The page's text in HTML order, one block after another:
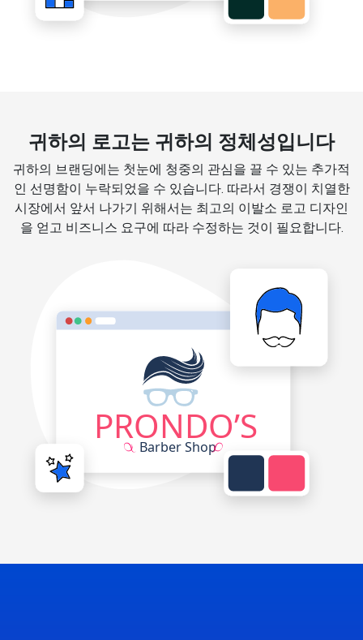
귀하의 로고는 귀하의 정체성입니다
귀하의 브랜딩에는 첫눈에 청중의 관심을 끌 수 있는 추가적
인 선명함이 누락되었을 수 있습니다. 따라서 경쟁이 치열한
시장에서 앞서 나가기 위해서는 최고의 이발소 로고 디자인
을 얻고 비즈니스 요구에 따라 수정하는 것이 필요합니다.